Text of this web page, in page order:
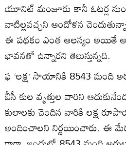
యూనిట్‌ మంజూరు కానీ ఓటర్ల
వాటిల్లవచ్చని ఆందోళన
ఈ పథకం ఎంత ఆలస్యం అయితే
భావనతో ఉన్నారని తెలుస్తున్నది.
ఫ ‘లక్ష’ సాయానికి 8543 మంది
బీసీ కుల వృత్తుల వారిని
కులాలకు చెందిన వారికి లక్ష
అందించాలని నిర్ణయించారు. ఈ